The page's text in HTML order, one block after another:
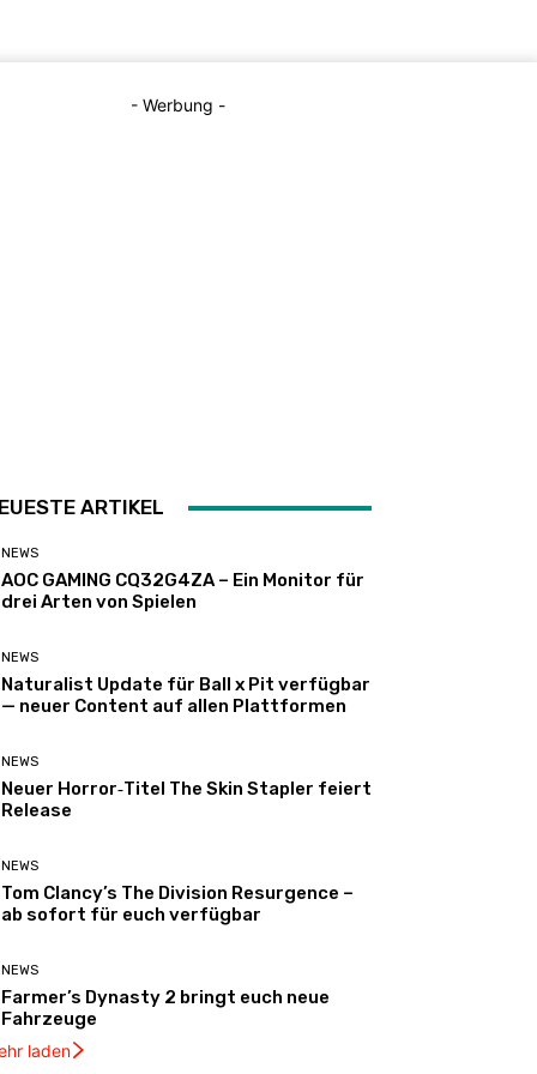
- Werbung -
ARTIKEL
NEWS
AOC GAMING CQ32G4ZA – Ein Monitor für
drei Arten von Spielen
NEWS
Naturalist Update für Ball x Pit verfügbar
— neuer Content auf allen Plattformen
NEWS
Neuer Horror‑Titel The Skin Stapler feiert
Release
NEWS
Tom Clancy’s The Division Resurgence –
ab sofort für euch verfügbar
NEWS
Farmer’s Dynasty 2 bringt euch neue
Fahrzeuge
laden